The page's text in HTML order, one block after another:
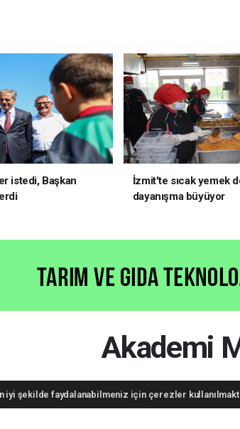
istedi, Başkan
İzmit'te sıcak yemek
dayanışma büyüyor
Akademi
iyi şekilde faydalanabilmeniz için çerezler